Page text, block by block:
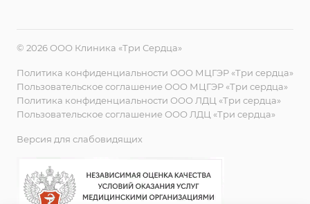
© 2026 ООО Клиника «Три Сердца»
Политика конфиденциальности ООО МЦГЭР «Три сердца»
Пользовательское соглашение ООО МЦГЭР «Три сердца»
Политика конфиденциальности ООО ЛДЦ «Три сердца»
Пользовательское соглашение ООО ЛДЦ «Три сердца»
Версия для слабовидящих